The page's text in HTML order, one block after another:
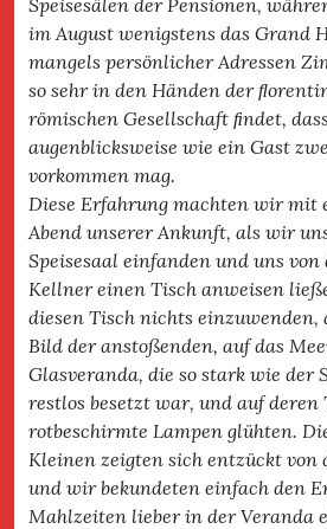
im August wenigstens das Grand
mangels persönlicher Adressen
so sehr in den Händen der ﬂ
römischen Gesellschaft ﬁndet,
augenblicksweise wie ein Gast
vorkommen mag.
Diese Erfahrung machten wir mit
Abend unserer Ankunft, als wir
Speisesaal einfanden und uns
Kellner einen Tisch anweisen
diesen Tisch nichts einzuwenden,
Bild der anstoßenden, auf das
Glasveranda, die so stark wie der
restlos besetzt war, und auf deren
rotbeschirmte Lampen glühten.
Kleinen zeigten sich entzückt von
und wir bekundeten einfach den
Mahlzeiten lieber in der Veranda